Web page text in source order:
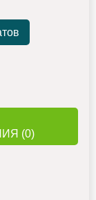
(0)